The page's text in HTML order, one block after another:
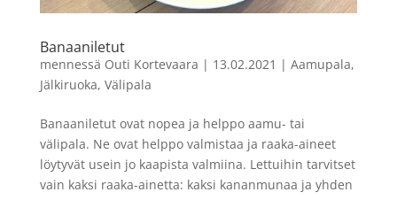
Banaaniletut
mennessä Outi Kortevaara | 13.02.2021 | Aamupala,
Jälkiruoka, Välipala
Banaaniletut ovat nopea ja helppo aamu- tai
välipala. Ne ovat helppo valmistaa ja raaka-aineet
löytyvät usein jo kaapista valmiina. Lettuihin tarvitset
vain kaksi raaka-ainetta: kaksi kananmunaa ja yhden